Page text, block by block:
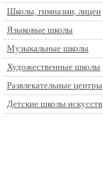
Школы, гимназии, лицеи
Языковые школы
Музыкальные школы
Художественные школы
Развлекательные центры
Детские школы искусств